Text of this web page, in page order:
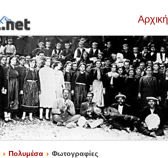
Αρχική
Πολυμέσα Φωτογραφίες